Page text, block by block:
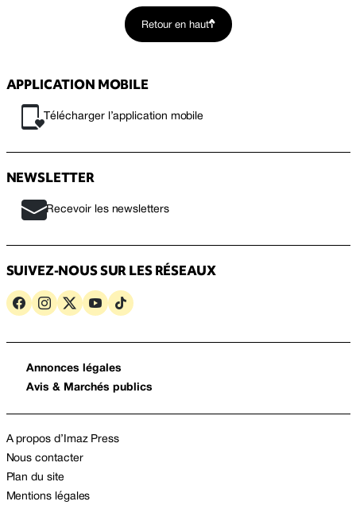
Retour en haut
APPLICATION MOBILE
Télécharger l’application mobile
NEWSLETTER
Recevoir les newsletters
SUIVEZ-NOUS SUR LES RÉSEAUX
Annonces légales
Avis & Marchés publics
A propos d’Imaz Press
Nous contacter
Plan du site
Mentions légales